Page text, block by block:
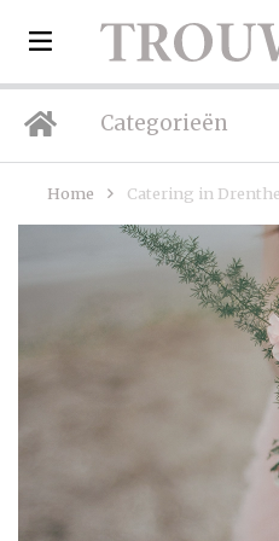
Categorieën
Home Catering in Drenthe